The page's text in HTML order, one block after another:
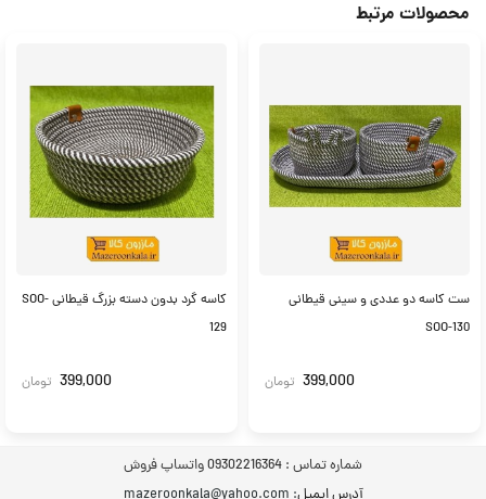
محصولات مرتبط
ست کاسه دو عددی و سینی قیطانی
SOO-130
399,000 تومان
کاسه گرد بدون دسته بزرگ قیطانی SOO-
129
399,000 تومان
شماره تماس : 09302216364 واتساپ فروش